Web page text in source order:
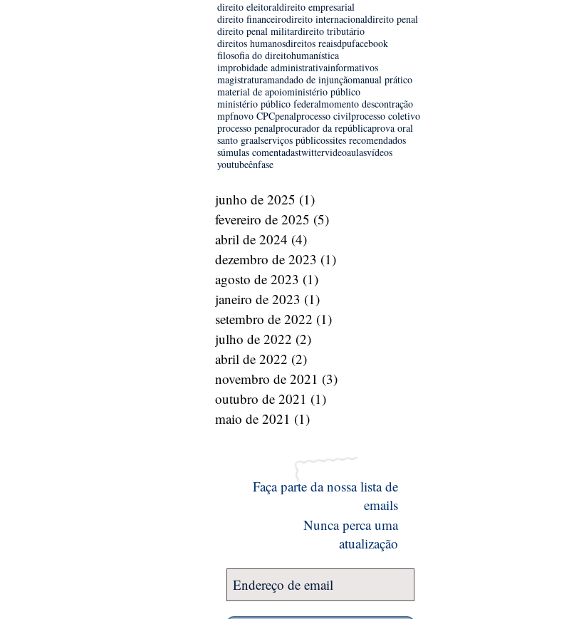
direito eleitoraldireito empresarial
direito financeirodireito internacionaldireito penal
direito penal militardireito tributário
direitos humanosdireitos reaisdpufacebook
filosofia do direitohumanística
improbidade administrativainformativos
magistraturamandado de injunçãomanual prático
material de apoioministério público
ministério público federalmomento descontração
mpfnovo CPCpenalprocesso civilprocesso coletivo
processo penalprocurador da repúblicaprova oral
santo graalserviços públicossites recomendados
súmulas comentadastwittervideoaulasvídeos
youtubeênfase
junho de 2025 (1)
fevereiro de 2025 (5)
abril de 2024 (4)
dezembro de 2023 (1)
agosto de 2023 (1)
janeiro de 2023 (1)
setembro de 2022 (1)
julho de 2022 (2)
abril de 2022 (2)
novembro de 2021 (3)
outubro de 2021 (1)
maio de 2021 (1)
Faça parte da nossa lista de
emails
Nunca perca uma
atualização